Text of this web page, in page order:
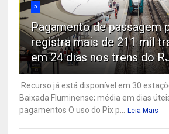
5
Pagamento de passagem
registra mais de 211 mil
em 24 dias nos trens do
Recurso já está disponível em 30
Baixada Fluminense; média em dias
pagamentos O uso do Pix p...
Leia Mais